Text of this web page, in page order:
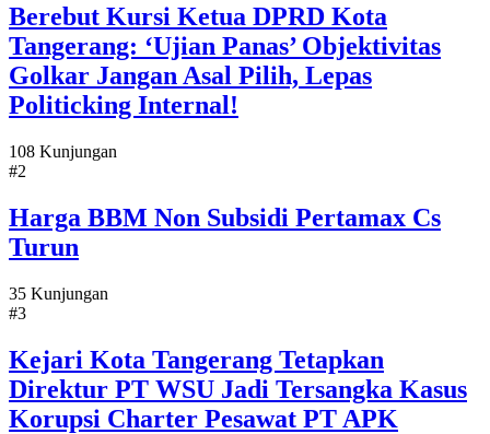
Berebut Kursi Ketua DPRD Kota
Tangerang: ‘Ujian Panas’ Objektivitas
Golkar Jangan Asal Pilih, Lepas
Politicking Internal!
108 Kunjungan
#2
Harga BBM Non Subsidi Pertamax Cs
Turun
35 Kunjungan
#3
Kejari Kota Tangerang Tetapkan
Direktur PT WSU Jadi Tersangka Kasus
Korupsi Charter Pesawat PT APK